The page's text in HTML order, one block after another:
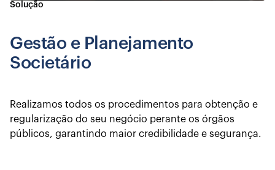
Solução
Gestão e Planejamento
Societário
Realizamos todos os procedimentos para obtenção e
regularização do seu negócio perante os órgãos
públicos, garantindo maior credibilidade e segurança.